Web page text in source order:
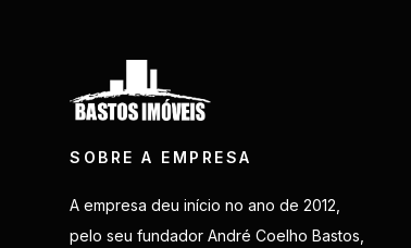
SOBRE A EMPRESA
A empresa deu início no ano de 2012,
pelo seu fundador André Coelho Bastos,